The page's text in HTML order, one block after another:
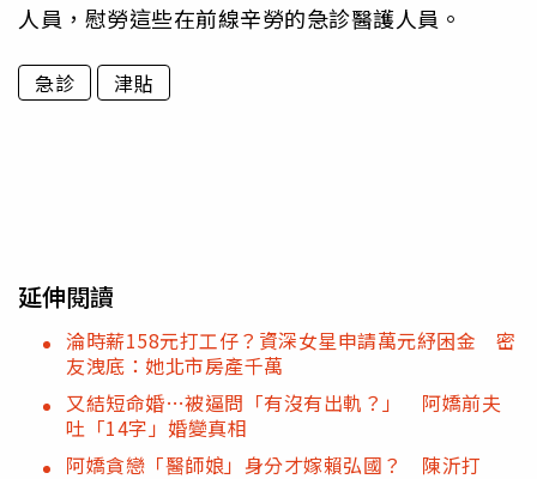
人員，慰勞這些在前線辛勞的急診醫護人員。
急診 津貼
延伸閱讀
淪時薪158元打工仔？資深女星申請萬元紓困金 密
友洩底：她北市房產千萬
又結短命婚…被逼問「有沒有出軌？」 阿嬌前夫
吐「14字」婚變真相
阿嬌貪戀「醫師娘」身分才嫁賴弘國？ 陳沂打